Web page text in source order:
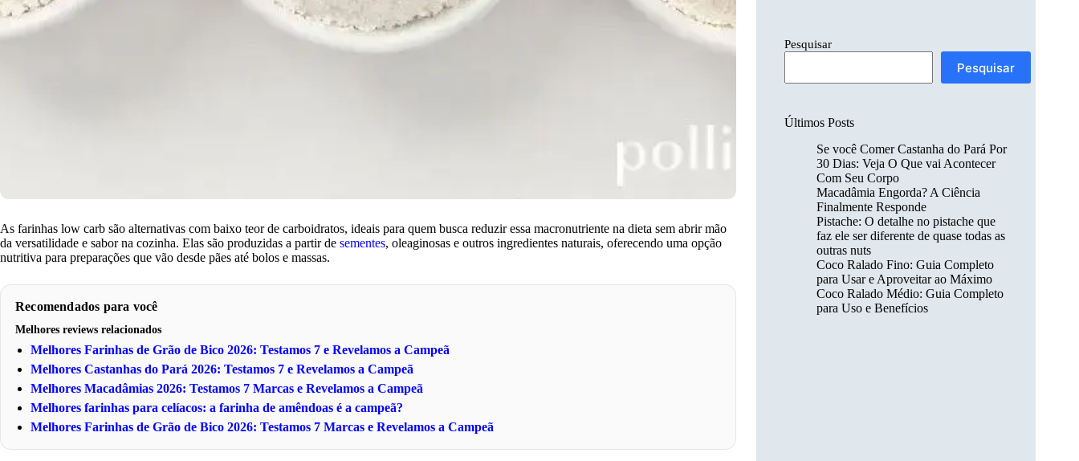
As farinhas low carb são alternativas com baixo teor de carboidratos, ideais para quem busca reduzir essa macronutriente na dieta sem abrir mão
da versatilidade e sabor na cozinha. Elas são produzidas a partir de sementes, oleaginosas e outros ingredientes naturais, oferecendo uma opção
nutritiva para preparações que vão desde pães até bolos e massas.
Recomendados para você
Melhores reviews relacionados
Melhores Farinhas de Grão de Bico 2026: Testamos 7 e Revelamos a Campeã
Melhores Castanhas do Pará 2026: Testamos 7 e Revelamos a Campeã
Melhores Macadâmias 2026: Testamos 7 Marcas e Revelamos a Campeã
Melhores farinhas para celíacos: a farinha de amêndoas é a campeã?
Melhores Farinhas de Grão de Bico 2026: Testamos 7 Marcas e Revelamos a Campeã
Pesquisar
Pesquisar
Últimos Posts
Se você Comer Castanha do Pará Por
30 Dias: Veja O Que vai Acontecer
Com Seu Corpo
Macadâmia Engorda? A Ciência
Finalmente Responde
Pistache: O detalhe no pistache que
faz ele ser diferente de quase todas as
outras nuts
Coco Ralado Fino: Guia Completo
para Usar e Aproveitar ao Máximo
Coco Ralado Médio: Guia Completo
para Uso e Benefícios